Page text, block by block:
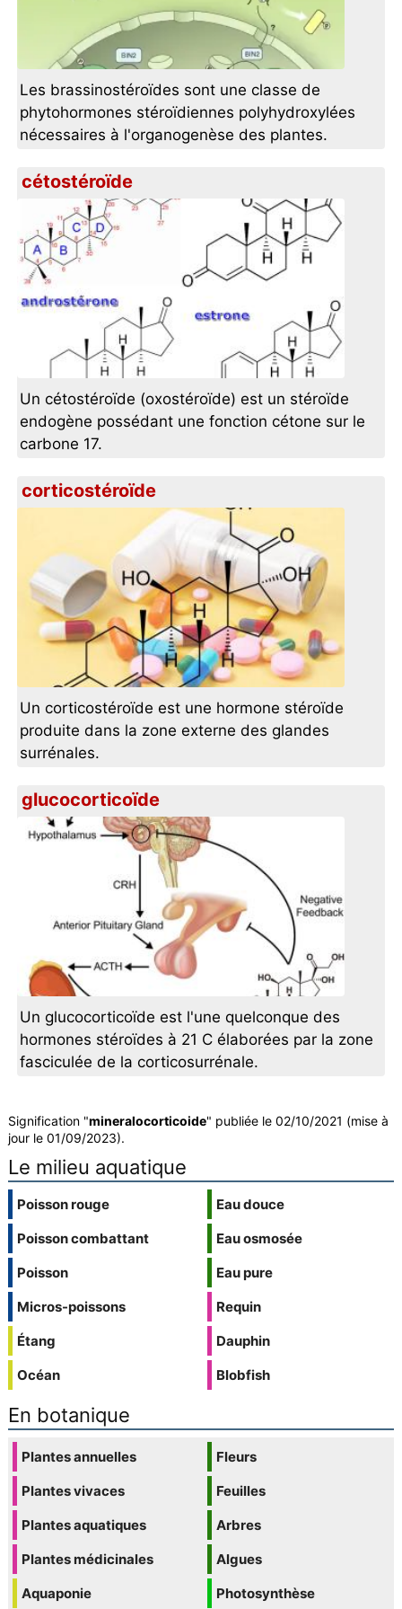
Les brassinostéroïdes sont une classe de
phytohormones stéroïdiennes polyhydroxylées
nécessaires à l'organogenèse des plantes.
cétostéroïde
Un cétostéroïde (oxostéroïde) est un stéroïde
endogène possédant une fonction cétone sur le
carbone 17.
corticostéroïde
Un corticostéroïde est une hormone stéroïde
produite dans la zone externe des glandes
surrénales.
glucocorticoïde
Un glucocorticoïde est l'une quelconque des
hormones stéroïdes à 21 C élaborées par la zone
fasciculée de la corticosurrénale.
Signification "mineralocorticoide" publiée le 02/10/2021 (mise à
jour le 01/09/2023).
Le milieu aquatique
Poisson rouge
Poisson combattant
Poisson
Micros-poissons
Étang
Océan
Eau douce
Eau osmosée
Eau pure
Requin
Dauphin
Blobfish
En botanique
Plantes annuelles
Plantes vivaces
Plantes aquatiques
Plantes médicinales
Aquaponie
Fleurs
Feuilles
Arbres
Algues
Photosynthèse